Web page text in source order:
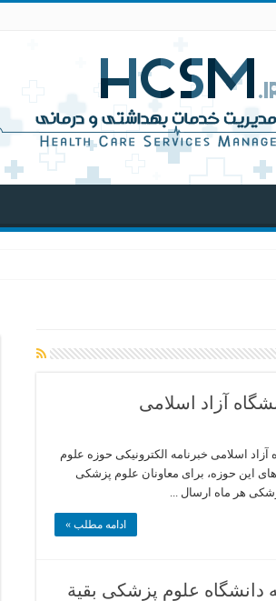
علوم پزشکی دانشگاه آزاد اسلامی خبرنامه الکترونیکی حوزه علوم
این حوزه،‌ برای معاونان علوم پزشکی
هر ماه ارسال ...
ادامه مطلب »
دانشگاه علوم پزشکی بقیة